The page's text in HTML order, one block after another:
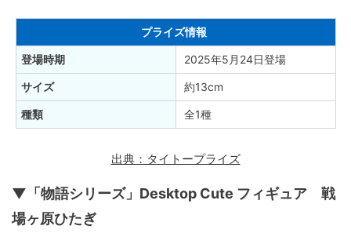
プライズ情報
登場時期 2025年5月24日登場
サイズ 約13cm
種類 全1種
出典：タイトープライズ
▼「物語シリーズ」Desktop Cute フィギュア 戦
場ヶ原ひたぎ